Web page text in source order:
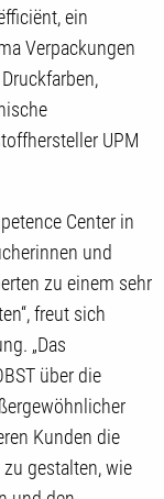
ein
Verpackungen
UPM
Center in
und
zu einem sehr
freut sich
„Das
über die
Kunden die
gestalten, wie